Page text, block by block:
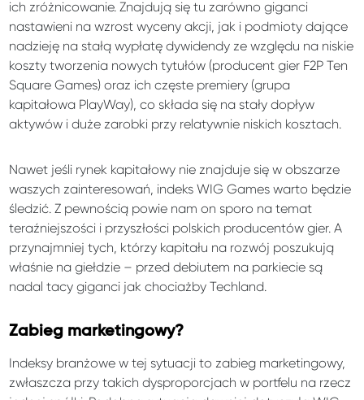
ich zróżnicowanie. Znajdują się tu zarówno giganci
nastawieni na wzrost wyceny akcji, jak i podmioty dające
nadzieję na stałą wypłatę dywidendy ze względu na niskie
koszty tworzenia nowych tytułów (producent gier F2P Ten
Square Games) oraz ich częste premiery (grupa
kapitałowa PlayWay), co składa się na stały dopływ
aktywów i duże zarobki przy relatywnie niskich kosztach.
Nawet jeśli rynek kapitałowy nie znajduje się w obszarze
waszych zainteresowań, indeks WIG Games warto będzie
śledzić. Z pewnością powie nam on sporo na temat
teraźniejszości i przyszłości polskich producentów gier. A
przynajmniej tych, którzy kapitału na rozwój poszukują
właśnie na giełdzie – przed debiutem na parkiecie są
nadal tacy giganci jak chociażby Techland.
Zabieg marketingowy?
Indeksy branżowe w tej sytuacji to zabieg marketingowy,
zwłaszcza przy takich dysproporcjach w portfelu na rzecz